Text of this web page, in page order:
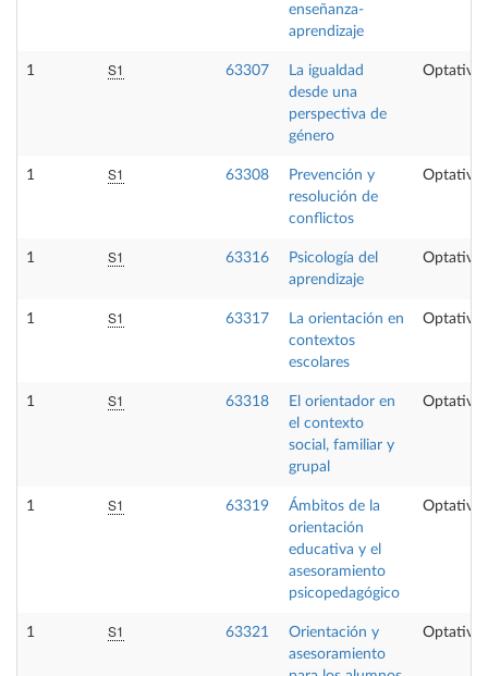
enseñanza-
aprendizaje
1 S1 63307
La igualdad
desde una
perspectiva de
género
Optativa
1 S1 63308
Prevención y
resolución de
conflictos
Optativa
1 S1 63316
Psicología del
aprendizaje
Optativa
1 S1 63317
La orientación en
contextos
escolares
Optativa
1 S1 63318
El orientador en
el contexto
social, familiar y
grupal
Optativa
1 S1 63319
Ámbitos de la
orientación
educativa y el
asesoramiento
psicopedagógico
Optativa
1 S1 63321
Orientación y
asesoramiento
Optativa